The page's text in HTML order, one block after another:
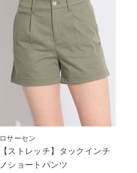
ロサーセン
【ストレッチ】タックインチ
ノショートパンツ